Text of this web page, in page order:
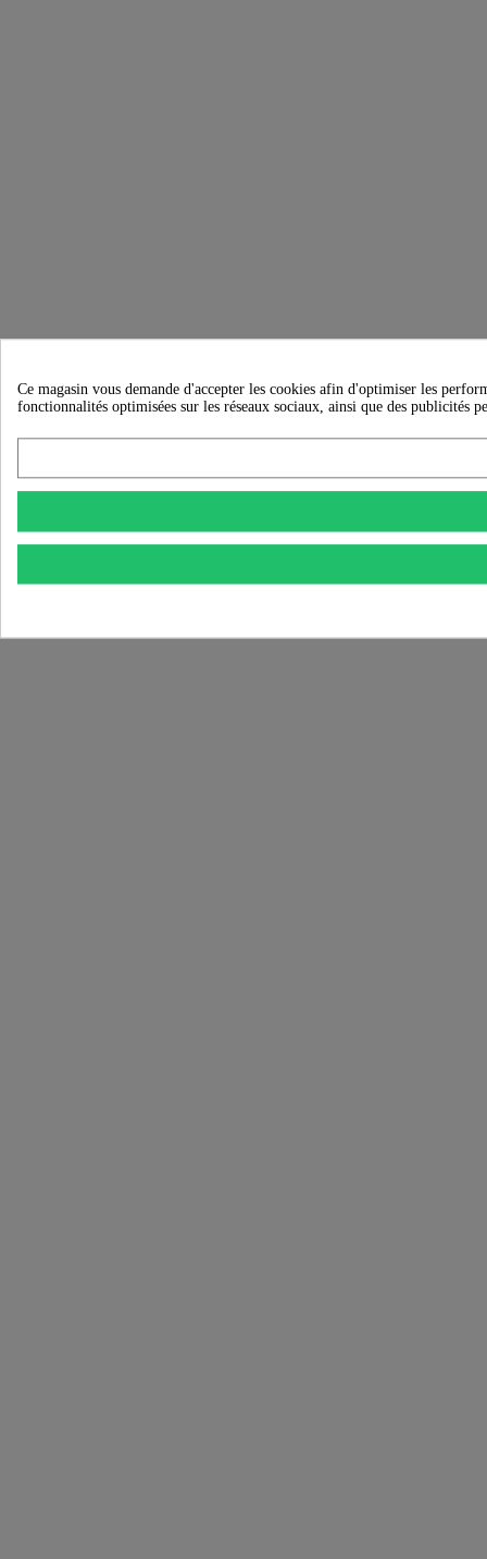
Ce magasin vous demande d'accepter les cookies afin d'optimiser les
fonctionnalités optimisées sur les réseaux sociaux, ainsi que des publicités